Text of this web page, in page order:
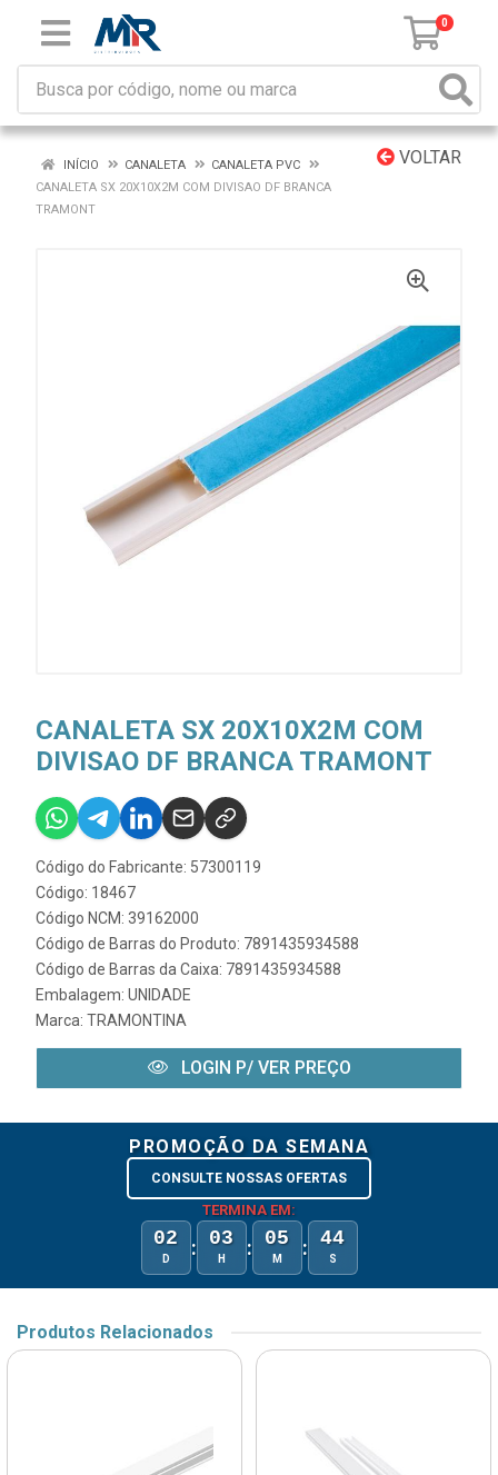
0
VOLTAR
INÍCIO CANALETA
CANALETA PVC
CANALETA SX 20X10X2M COM DIVISAO DF BRANCA
TRAMONT
CANALETA SX 20X10X2M COM
DIVISAO DF BRANCA TRAMONT
Código do Fabricante: 57300119
Código: 18467
Código NCM: 39162000
Código de Barras do Produto: 7891435934588
Código de Barras da Caixa: 7891435934588
Embalagem: UNIDADE
Marca: TRAMONTINA
LOGIN P/ VER PREÇO
PROMOÇÃO DA SEMANA
CONSULTE NOSSAS OFERTAS
TERMINA EM:
02
D : 03
H : 05
M : 44
S
Produtos Relacionados